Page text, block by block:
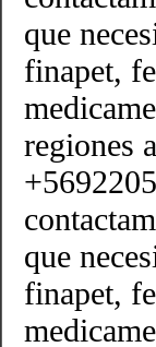
que
finapet,
regiones
que
finapet,